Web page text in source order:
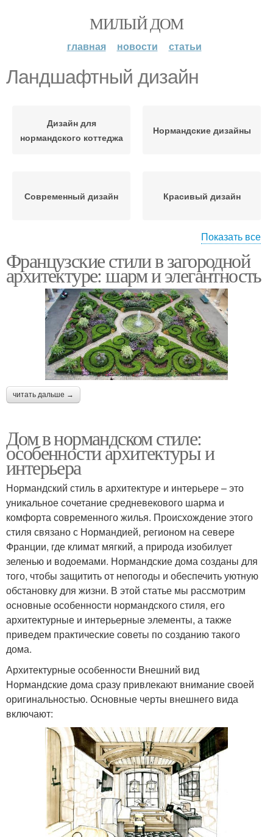
МИЛЫЙ ДОМ
главная новости статьи
Ландшафтный дизайн
Дизайн для
нормандского коттеджа
Нормандские дизайны
Современный дизайн Красивый дизайн
Тенденции в дизайне Внутренний дизайн
Ландшафтные условия Экологичный дизайн
Советы по дизайну
Экономный дизайн
Дизайн на дачном
Уход за ландшафтным
дизайном
Ландшафтные
элементы
Показать все
Французские стили в загородной
архитектуре: шарм и элегантность
читать дальше →
Дом в нормандском стиле:
особенности архитектуры и
интерьера
Нормандский стиль в архитектуре и интерьере – это
уникальное сочетание средневекового шарма и
комфорта современного жилья. Происхождение этого
стиля связано с Нормандией, регионом на севере
Франции, где климат мягкий, а природа изобилует
зеленью и водоемами. Нормандские дома созданы для
того, чтобы защитить от непогоды и обеспечить уютную
обстановку для жизни. В этой статье мы рассмотрим
основные особенности нормандского стиля, его
архитектурные и интерьерные элементы, а также
приведем практические советы по созданию такого
дома.
Архитектурные особенности Внешний вид
Нормандские дома сразу привлекают внимание своей
оригинальностью. Основные черты внешнего вида
включают: